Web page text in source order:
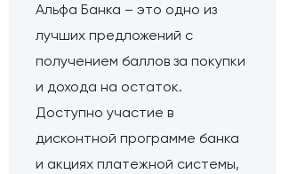
Альфа Банка – это одно из
лучших предложений с
получением баллов за покупки
и дохода на остаток.
Доступно участие в
дисконтной программе банка
и акциях платежной системы,